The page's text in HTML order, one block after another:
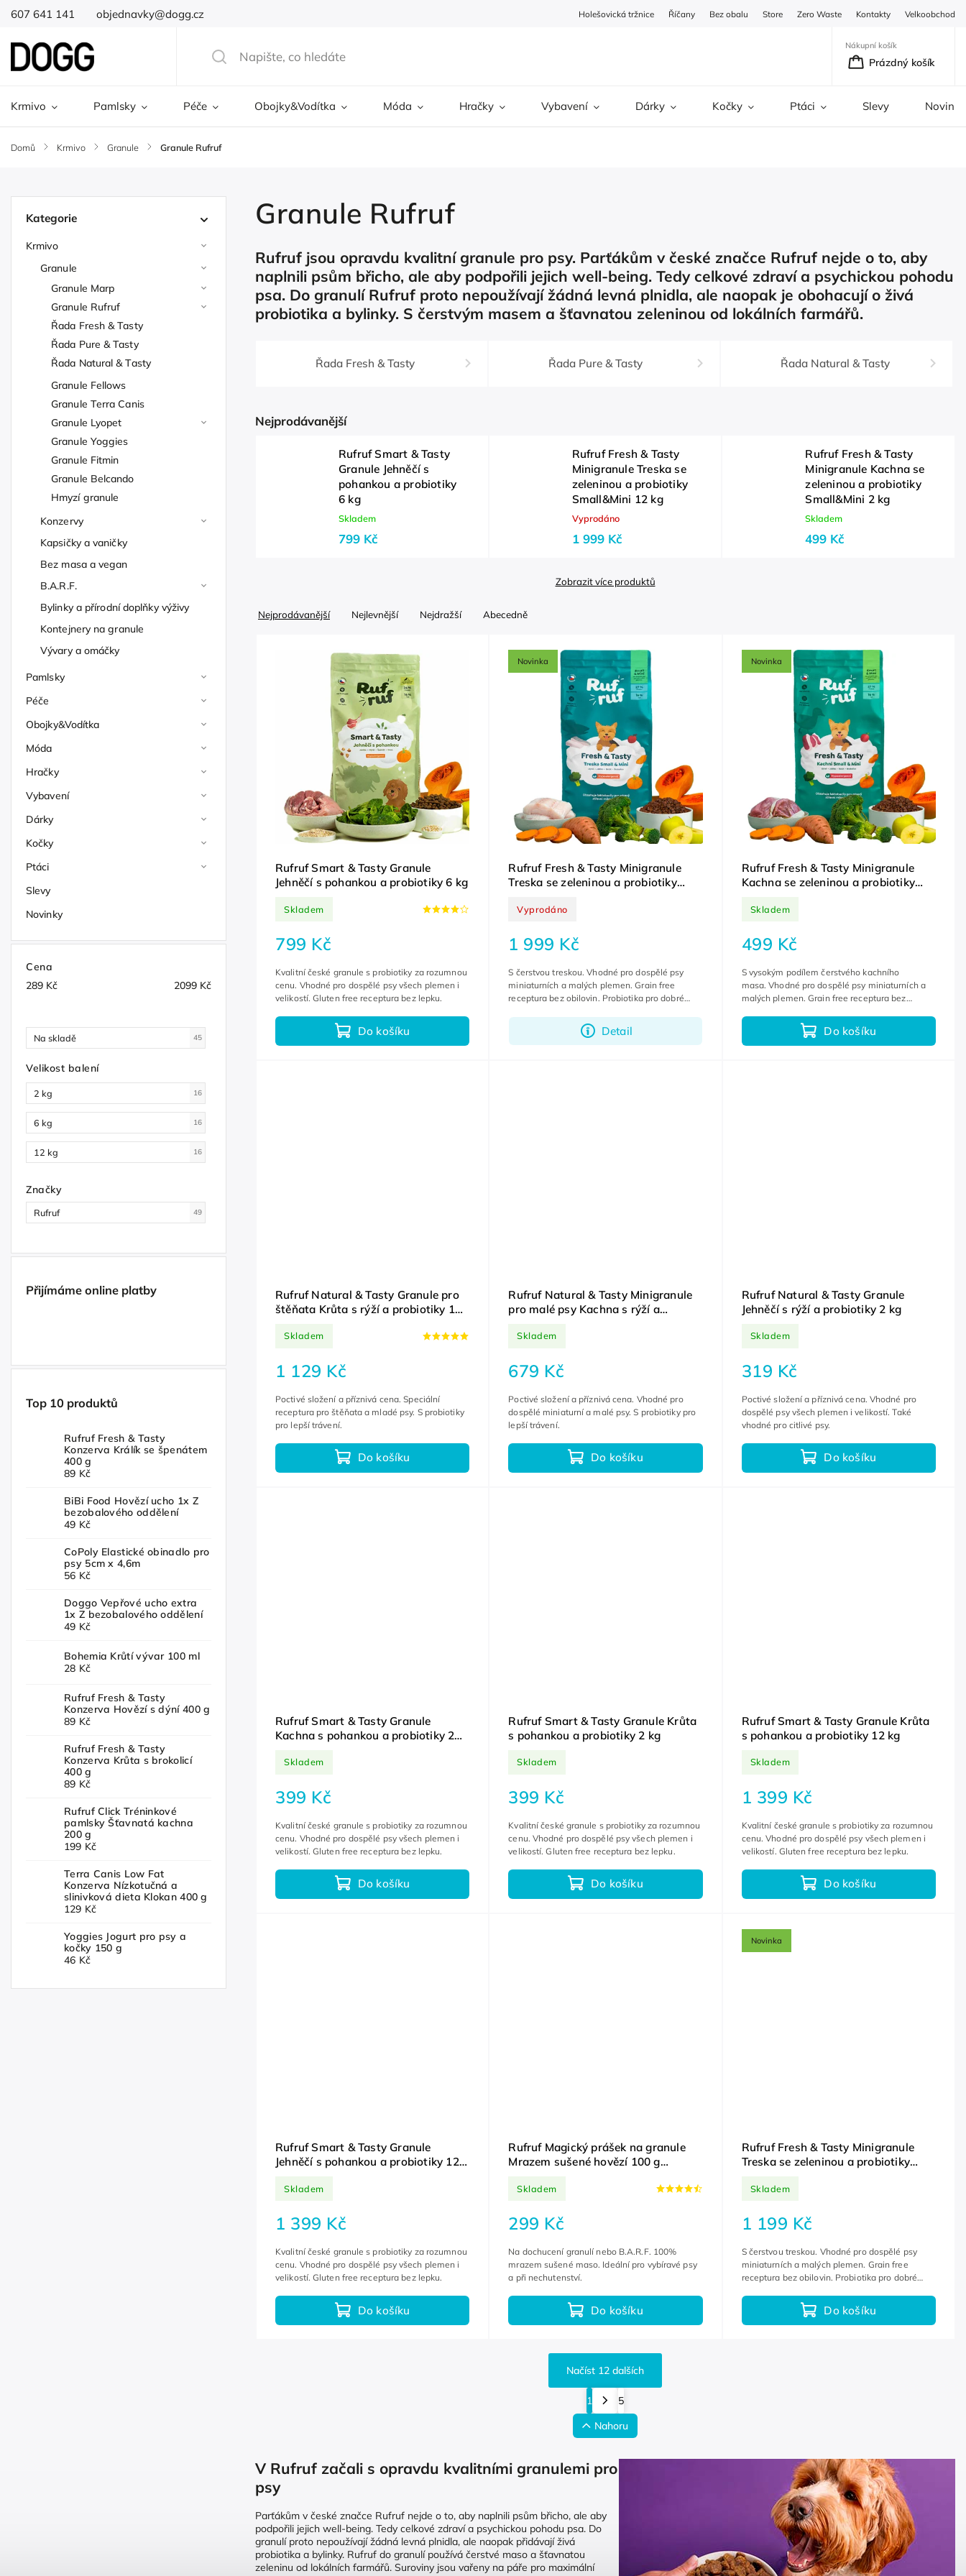
607 641 141 objednavky@dogg.cz Holešovická tržnice Říčany Bez obalu Store Zero Waste Kontakty Velkoobchod
Nákupní košík
Prázdný košík
Krmivo Pamlsky Péče Obojky&Vodítka Móda Hračky Vybavení Dárky Kočky Ptáci Slevy Novinky
Domů / Krmivo / Granule / Granule Rufruf
Kategorie
Krmivo
Granule
Granule Marp
Granule Rufruf
Řada Fresh & Tasty
Řada Pure & Tasty
Řada Natural & Tasty
Granule Fellows
Granule Terra Canis
Granule Lyopet
Granule Yoggies
Granule Fitmin
Granule Belcando
Hmyzí granule
Konzervy
Kapsičky a vaničky
Bez masa a vegan
B.A.R.F.
Bylinky a přírodní doplňky výživy
Kontejnery na granule
Vývary a omáčky
Pamlsky
Péče
Obojky&Vodítka
Móda
Hračky
Vybavení
Dárky
Kočky
Ptáci
Slevy
Novinky
Cena
289 Kč 2099 Kč
Na skladě 45
Značky
Rufruf 49
Velikost balení
2 kg 16
6 kg 16
12 kg 16
Přijímáme online platby
Top 10 produktů
Rufruf Fresh & Tasty
Konzerva Králík se špenátem
400 g
89 Kč
BiBi Food Hovězí ucho 1x Z
bezobalového oddělení
49 Kč
CoPoly Elastické obinadlo pro
psy 5cm x 4,6m
56 Kč
Doggo Vepřové ucho extra
1x Z bezobalového oddělení
49 Kč
Bohemia Krůtí vývar 100 ml
28 Kč
Rufruf Fresh & Tasty
Konzerva Hovězí s dýní 400 g
89 Kč
Rufruf Fresh & Tasty
Konzerva Krůta s brokolicí
400 g
89 Kč
Rufruf Click Tréninkové
pamlsky Šťavnatá kachna
200 g
199 Kč
Terra Canis Low Fat
Konzerva Nízkotučná a
slinivková dieta Klokan 400 g
129 Kč
Yoggies Jogurt pro psy a
kočky 150 g
46 Kč
Granule Rufruf
Rufruf jsou opravdu kvalitní granule pro psy. Parťákům v české značce Rufruf nejde o to, aby
naplnili psům břicho, ale aby podpořili jejich well-being. Tedy celkové zdraví a psychickou pohodu
psa. Do granulí Rufruf proto nepoužívají žádná levná plnidla, ale naopak je obohacují o živá
probiotika a bylinky. S čerstvým masem a šťavnatou zeleninou od lokálních farmářů.
Řada Fresh & Tasty Řada Pure & Tasty Řada Natural & Tasty
Nejprodávanější
Rufruf Smart & Tasty
Granule Jehněčí s
pohankou a probiotiky
6 kg
Skladem
799 Kč
Rufruf Fresh & Tasty
Minigranule Treska se
zeleninou a probiotiky
Small&Mini 12 kg
Vyprodáno
1 999 Kč
Rufruf Fresh & Tasty
Minigranule Kachna se
zeleninou a probiotiky
Small&Mini 2 kg
Skladem
499 Kč
Zobrazit více produktů
Nejprodávanější Nejlevnější Nejdražší Abecedně
Rufruf Smart & Tasty Granule
Jehněčí s pohankou a probiotiky 6 kg
Skladem
799 Kč
Do košíku
Kvalitní české granule s probiotiky za rozumnou
cenu. Vhodné pro dospělé psy všech plemen i
velikostí. Gluten free receptura bez lepku.
Novinka
Rufruf Fresh & Tasty Minigranule
Treska se zeleninou a probiotiky
Vyprodáno
1 999 Kč
Detail
S čerstvou treskou. Vhodné pro dospělé psy
miniaturních a malých plemen. Grain free
receptura bez obilovin. Probiotika pro dobré
Novinka
Rufruf Fresh & Tasty Minigranule
Kachna se zeleninou a probiotiky
Skladem
499 Kč
Do košíku
S vysokým podílem čerstvého kachního
masa. Vhodné pro dospělé psy miniaturních a
malých plemen. Grain free receptura bez
Rufruf Natural & Tasty Granule pro
štěňata Krůta s rýží a probiotiky 12
Skladem
1 129 Kč
Do košíku
Poctivé složení a příznivá cena. Speciální
receptura pro štěňata a mladé psy. S probiotiky
pro lepší trávení.
Rufruf Natural & Tasty Minigranule
pro malé psy Kachna s rýží a
Skladem
679 Kč
Do košíku
Poctivé složení a příznivá cena. Vhodné pro
dospělé miniaturní a malé psy. S probiotiky pro
lepší trávení.
Rufruf Natural & Tasty Granule
Jehněčí s rýží a probiotiky 2 kg
Skladem
319 Kč
Do košíku
Poctivé složení a příznivá cena. Vhodné pro
dospělé psy všech plemen i velikostí. Také
vhodné pro citlivé psy.
Rufruf Smart & Tasty Granule
Kachna s pohankou a probiotiky 2
Skladem
399 Kč
Do košíku
Kvalitní české granule s probiotiky za rozumnou
cenu. Vhodné pro dospělé psy všech plemen i
velikostí. Gluten free receptura bez lepku.
Rufruf Smart & Tasty Granule Krůta
s pohankou a probiotiky 2 kg
Skladem
399 Kč
Do košíku
Kvalitní české granule s probiotiky za rozumnou
cenu. Vhodné pro dospělé psy všech plemen i
velikostí. Gluten free receptura bez lepku.
Rufruf Smart & Tasty Granule Krůta
s pohankou a probiotiky 12 kg
Skladem
1 399 Kč
Do košíku
Kvalitní české granule s probiotiky za rozumnou
cenu. Vhodné pro dospělé psy všech plemen i
velikostí. Gluten free receptura bez lepku.
Rufruf Smart & Tasty Granule
Jehněčí s pohankou a probiotiky 12
Skladem
1 399 Kč
Do košíku
Kvalitní české granule s probiotiky za rozumnou
cenu. Vhodné pro dospělé psy všech plemen i
velikostí. Gluten free receptura bez lepku.
Rufruf Magický prášek na granule
Mrazem sušené hovězí 100 g
nechutenství
Skladem
299 Kč
Do košíku
Na dochucení granulí nebo B.A.R.F. 100%
mrazem sušené maso. Ideální pro vybíravé psy
a při nechutenství.
Novinka
Rufruf Fresh & Tasty Minigranule
Treska se zeleninou a probiotiky
Skladem
1 199 Kč
Do košíku
S čerstvou treskou. Vhodné pro dospělé psy
miniaturních a malých plemen. Grain free
receptura bez obilovin. Probiotika pro dobré
Načíst 12 dalších
1
5
Nahoru
V Rufruf začali s opravdu kvalitními granulemi pro
psy
Parťákům v české značce Rufruf nejde o to, aby naplnili psům břicho, ale aby
podpořili jejich well-being. Tedy celkové zdraví a psychickou pohodu psa. Do
granulí proto nepoužívají žádná levná plnidla, ale naopak přidávají živá
probiotika a bylinky. Rufruf do granulí používá čerstvé maso a šťavnatou
zeleninu od lokálních farmářů. Suroviny jsou vařeny na páře pro maximální